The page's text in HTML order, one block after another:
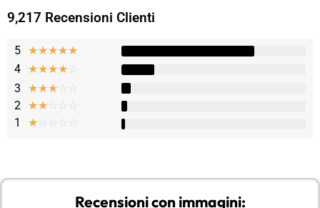
9,217 Recensioni Clienti
5 ★★★★★
4 ☆☆☆☆☆
3 ☆☆☆☆ ☆
2 ☆☆☆ ☆ ☆
1 ☆☆ ☆ ☆ ☆
Recensioni con immagini: